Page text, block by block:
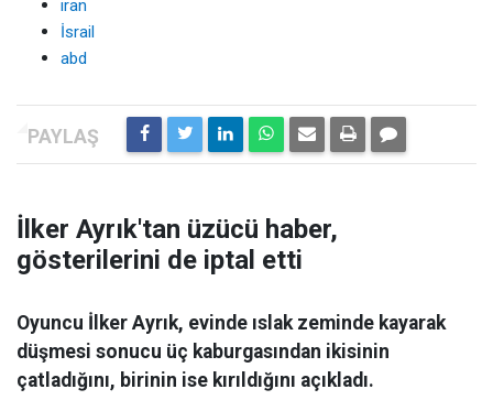
iran
İsrail
abd
İlker Ayrık'tan üzücü haber,
gösterilerini de iptal etti
Oyuncu İlker Ayrık, evinde ıslak zeminde kayarak
düşmesi sonucu üç kaburgasından ikisinin
çatladığını, birinin ise kırıldığını açıkladı.